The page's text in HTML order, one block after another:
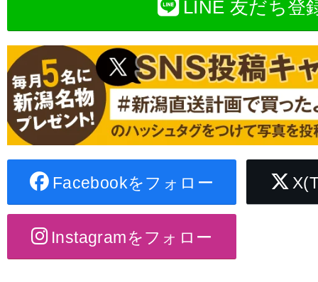
LINE 友だち登
Facebookをフォロー
Instagramをフォロー